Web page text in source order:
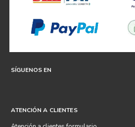
SÍGUENOS EN
ATENCIÓN A CLIENTES